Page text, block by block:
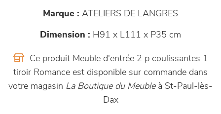
Marque : ATELIERS DE LANGRES
Dimension : H91 x L111 x P35 cm
Ce produit Meuble d'entrée 2 p coulissantes 1
tiroir Romance est disponible sur commande dans
votre magasin La Boutique du Meubleà St-Paul-lès-
Dax